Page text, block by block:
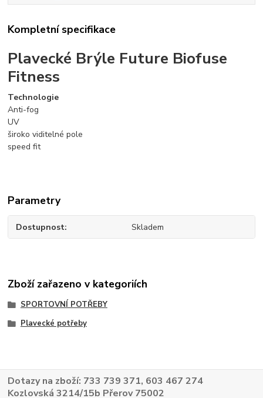
Kompletní specifikace
Plavecké Brýle Future Biofuse
Fitness
Technologie
Anti-fog
UV
široko viditelné pole
speed fit
Parametry
Dostupnost Skladem
Zboží zařazeno v kategoriích
SPORTOVNÍ POTŘEBY
Plavecké potřeby
Dotazy na zboží: 733 739 371, 603 467 274
Kozlovská 3214/15b Přerov 75002